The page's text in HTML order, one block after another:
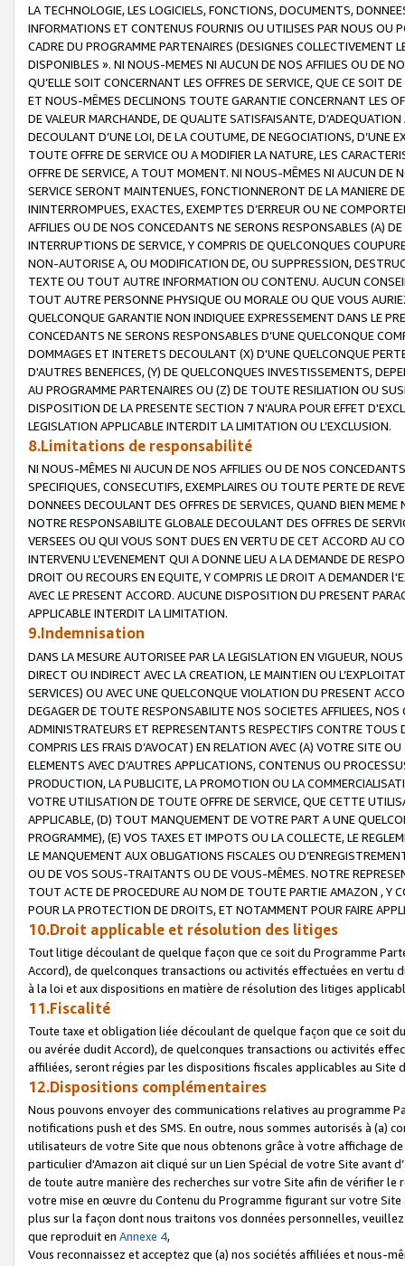
LA TECHNOLOGIE, LES LOGICIELS, FONCTIONS, DOCUMENTS,
INFORMATIONS ET CONTENUS FOURNIS OU UTILISES PAR NOUS OU
CADRE DU PROGRAMME PARTENAIRES (DESIGNES COLLECTIVEMENT
DISPONIBLES ». NI NOUS-MEMES NI AUCUN DE NOS AFFILIES OU DE
QU’ELLE SOIT CONCERNANT LES OFFRES DE SERVICE, QUE CE SOIT
ET NOUS-MÊMES DECLINONS TOUTE GARANTIE CONCERNANT LES
DE VALEUR MARCHANDE, DE QUALITE SATISFAISANTE,
DECOULANT D’UNE LOI, DE LA COUTUME, DE NEGOCIATIONS, D’UNE
TOUTE OFFRE DE SERVICE OU A MODIFIER LA NATURE, LES
OFFRE DE SERVICE, A TOUT MOMENT. NI NOUS-MÊMES NI AUCUN DE
SERVICE SERONT MAINTENUES, FONCTIONNERONT DE LA MANIERE
ININTERROMPUES, EXACTES, EXEMPTES D’ERREUR OU NE
AFFILIES OU DE NOS CONCEDANTS NE SERONS RESPONSABLES (A)
INTERRUPTIONS DE SERVICE, Y COMPRIS DE QUELCONQUES
NON-AUTORISE A, OU MODIFICATION DE, OU SUPPRESSION,
TEXTE OU TOUT AUTRE INFORMATION OU CONTENU. AUCUN
TOUT AUTRE PERSONNE PHYSIQUE OU MORALE OU QUE VOUS
QUELCONQUE GARANTIE NON INDIQUEE EXPRESSEMENT DANS LE
CONCEDANTS NE SERONS RESPONSABLES D’UNE QUELCONQUE
DOMMAGES ET INTERETS DECOULANT (X) D'UNE QUELCONQUE
D'AUTRES BENEFICES, (Y) DE QUELCONQUES INVESTISSEMENTS,
AU PROGRAMME PARTENAIRES OU (Z) DE TOUTE RESILIATION OU
DISPOSITION DE LA PRESENTE SECTION 7 N'AURA POUR EFFET
LEGISLATION APPLICABLE INTERDIT LA LIMITATION OU L’EXCLUSION.
8.Limitations de responsabilité
NI NOUS-MÊMES NI AUCUN DE NOS AFFILIES OU DE NOS
SPECIFIQUES, CONSECUTIFS, EXEMPLAIRES OU TOUTE PERTE DE
DONNEES DECOULANT DES OFFRES DE SERVICES, QUAND BIEN
NOTRE RESPONSABILITE GLOBALE DECOULANT DES OFFRES DE
VERSEES OU QUI VOUS SONT DUES EN VERTU DE CET ACCORD AU
INTERVENU L’EVENEMENT QUI A DONNE LIEU A LA DEMANDE DE
DROIT OU RECOURS EN EQUITE, Y COMPRIS LE DROIT A DEMANDER
AVEC LE PRESENT ACCORD. AUCUNE DISPOSITION DU PRESENT
APPLICABLE INTERDIT LA LIMITATION.
9.Indemnisation
DANS LA MESURE AUTORISEE PAR LA LEGISLATION EN VIGUEUR,
DIRECT OU INDIRECT AVEC LA CREATION, LE MAINTIEN OU
SERVICES) OU AVEC UNE QUELCONQUE VIOLATION DU PRESENT
DEGAGER DE TOUTE RESPONSABILITE NOS SOCIETES AFFILIEES,
ADMINISTRATEURS ET REPRESENTANTS RESPECTIFS CONTRE
COMPRIS LES FRAIS D’AVOCAT) EN RELATION AVEC (A) VOTRE SITE
ELEMENTS AVEC D’AUTRES APPLICATIONS, CONTENUS OU
PRODUCTION, LA PUBLICITE, LA PROMOTION OU LA
VOTRE UTILISATION DE TOUTE OFFRE DE SERVICE, QUE CETTE
APPLICABLE, (D) TOUT MANQUEMENT DE VOTRE PART A UNE
PROGRAMME), (E) VOS TAXES ET IMPOTS OU LA COLLECTE, LE
LE MANQUEMENT AUX OBLIGATIONS FISCALES OU
OU DE VOS SOUS-TRAITANTS OU DE VOUS-MÊMES. NOTRE
TOUT ACTE DE PROCEDURE AU NOM DE TOUTE PARTIE AMAZON , Y
POUR LA PROTECTION DE DROITS, ET NOTAMMENT POUR FAIRE
10.Droit applicable et résolution des litiges
Tout litige découlant de quelque façon que ce soit du Programme
Accord), de quelconques transactions ou activités effectuées en vertu
à la loi et aux dispositions en matière de résolution des litiges
11.Fiscalité
Toute taxe et obligation liée découlant de quelque façon que ce soit
ou avérée dudit Accord), de quelconques transactions ou activités
affiliées, seront régies par les dispositions fiscales applicables au Site
12.Dispositions complémentaires
Nous pouvons envoyer des communications relatives au programme
notifications push et des SMS. En outre, nous sommes autorisés à
utilisateurs de votre Site que nous obtenons grâce à votre affichage
particulier d'Amazon ait cliqué sur un Lien Spécial de votre Site avant
de toute autre manière des recherches sur votre Site afin de vérifier
votre mise en œuvre du Contenu du Programme figurant sur votre
plus sur la façon dont nous traitons vos données personnelles,
que reproduit en Annexe 4,
Vous reconnaissez et acceptez que (a) nos sociétés affiliées et nous-